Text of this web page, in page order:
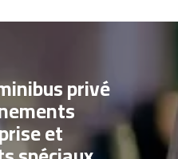
privé
et